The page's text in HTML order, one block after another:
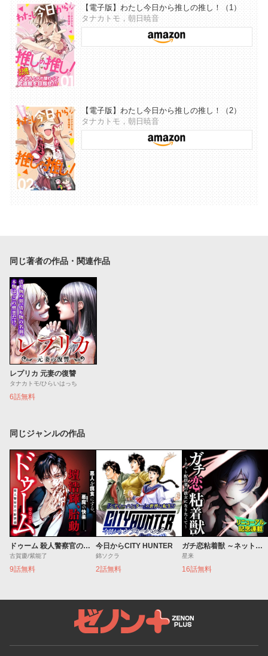
【電子版】わたし今日から推しの推し！（1）
タナカトモ，朝日暁音
【電子版】わたし今日から推しの推し！（2）
タナカトモ，朝日暁音
同じ著者の作品・関連作品
レプリカ 元妻の復讐
タナカトモ/ひらいはっち
6話無料
同じジャンルの作品
ドゥーム 殺人警察官の断罪録
古賀慶/紫能了
9話無料
今日からCITY HUNTER
錦ソクラ
2話無料
ガチ恋粘着獣 ～ネット配信者の彼女になりたくて～
星来
16話無料
ゼノンプラス